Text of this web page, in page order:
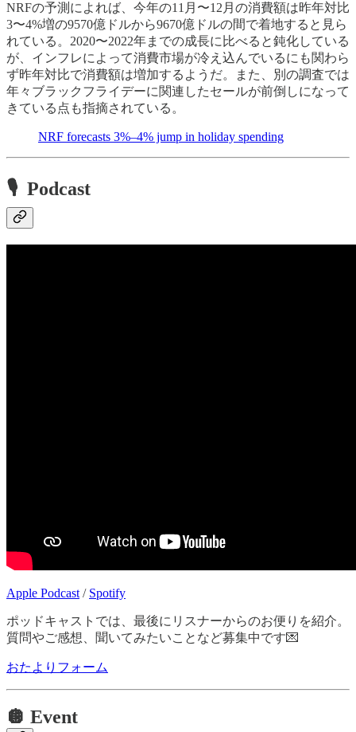
NRFの予測によれば、今年の11月〜12月の消費額は昨年対比
3〜4%増の9570億ドルから9670億ドルの間で着地すると見ら
れている。2020〜2022年までの成長に比べると鈍化している
が、インフレによって消費市場が冷え込んでいるにも関わら
ず昨年対比で消費額は増加するようだ。また、別の調査では
年々ブラックフライデーに関連したセールが前倒しになって
きている点も指摘されている。
NRF forecasts 3%–4% jump in holiday spending
🎙 Podcast
Apple Podcast / Spotify
ポッドキャストでは、最後にリスナーからのお便りを紹介。
質問やご感想、聞いてみたいことなど募集中です💌
おたよりフォーム
🪩 Event